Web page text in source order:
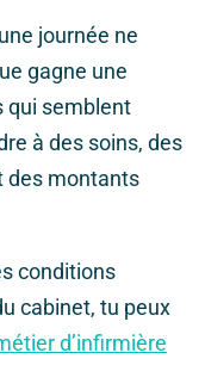
journée ne
gagne une
qui semblent
à des soins, des
des montants
conditions
cabinet, tu peux
d’infirmière